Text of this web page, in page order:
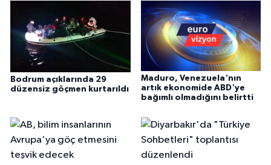
Bodrum açıklarında 29
düzensiz göçmen kurtarıldı
Maduro, Venezuela'nın
artık ekonomide ABD'ye
bağımlı olmadığını belirtti